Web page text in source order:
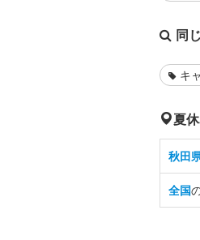
同
キ
夏
秋田
全国